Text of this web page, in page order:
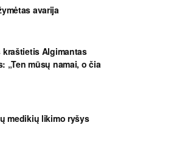
avarija
kraštietis Algimantas
„Ten mūsų namai, o čia
medikių likimo ryšys